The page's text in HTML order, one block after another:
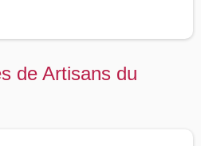
de Artisans du